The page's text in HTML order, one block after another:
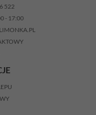
522
- 17:00